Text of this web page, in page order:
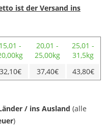
ist der Versand ins
15,01 -
20,01 -
25,00kg
25,01 -
31,5kg
32,10€ 37,40€ 43,80€
/ ins Ausland (alle
)